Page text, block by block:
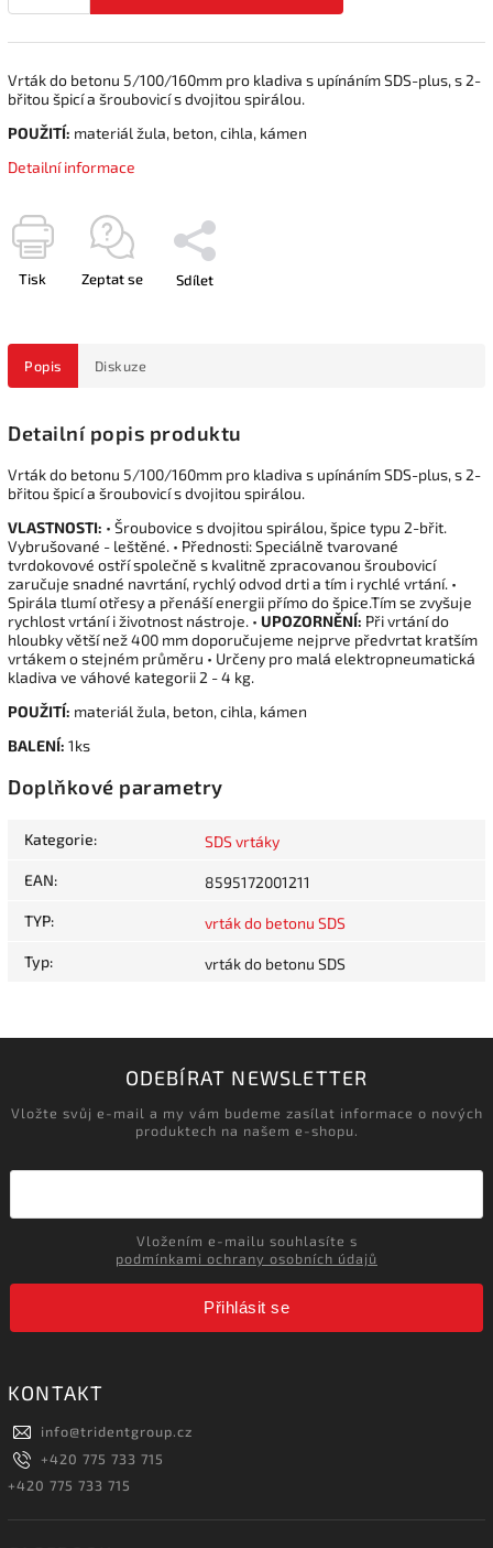
Vrták do betonu 5/100/160mm pro kladiva s upínáním SDS-plus, s 2-
břitou špicí a šroubovicí s dvojitou spirálou.
POUŽITÍ: materiál žula, beton, cihla, kámen
Detailní informace
Tisk Zeptat se Sdílet
Popis Diskuze
Detailní popis produktu
Vrták do betonu 5/100/160mm pro kladiva s upínáním SDS-plus, s 2-
břitou špicí a šroubovicí s dvojitou spirálou.
VLASTNOSTI: • Šroubovice s dvojitou spirálou, špice typu 2-břit.
Vybrušované - leštěné. • Přednosti: Speciálně tvarované
tvrdokovové ostří společně s kvalitně zpracovanou šroubovicí
zaručuje snadné navrtání, rychlý odvod drti a tím i rychlé vrtání. •
Spirála tlumí otřesy a přenáší energii přímo do špice.Tím se zvyšuje
rychlost vrtání i životnost nástroje. • UPOZORNĚNÍ: Při vrtání do
hloubky větší než 400 mm doporučujeme nejprve předvrtat kratším
vrtákem o stejném průměru • Určeny pro malá elektropneumatická
kladiva ve váhové kategorii 2 - 4 kg.
POUŽITÍ: materiál žula, beton, cihla, kámen
BALENÍ: 1ks
Doplňkové parametry
Kategorie: SDS vrtáky
EAN: 8595172001211
TYP: vrták do betonu SDS
Typ: vrták do betonu SDS
ODEBÍRAT NEWSLETTER
Vložte svůj e-mail a my vám budeme zasílat informace o nových
produktech na našem e-shopu.
podmínkami ochrany osobních údajů
Přihlásit se
KONTAKT
info@tridentgroup.cz
+420 775 733 715
+420 775 733 715